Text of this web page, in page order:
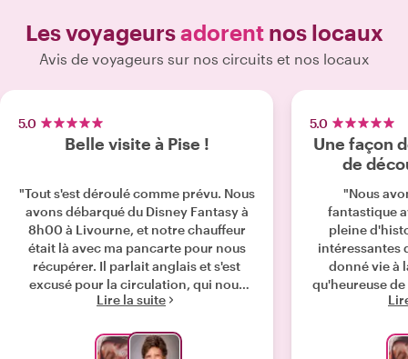
Les voyageursadorentnos locaux
Avis de voyageurs sur nos circuits et nos locaux
5.0
Belle visite à Pise !
"Tout s'est déroulé comme prévu. Nous
avons débarqué du Disney Fantasy à
8h00 à Livourne, et notre chauffeur
était là avec ma pancarte pour nous
récupérer. Il parlait anglais et s'est
excusé pour la circulation, qui nous
retardait pour nos billets pour le
a modifié l'horaire pour éviter
Lire la suite
5.0
Une façon
de
"Nous
fantastique
pleine
intéressantes
donné vie à
qu'heureuse
fonction de
choses. Non